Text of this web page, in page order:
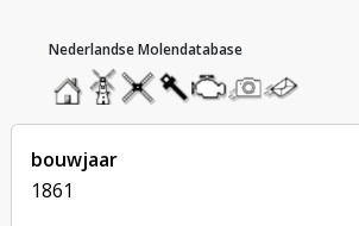
homemolendatabase
roedendatabase
assendatabase
motorendatabase
stuur
een
foto
stuur
een
bericht
bouwjaar
1861